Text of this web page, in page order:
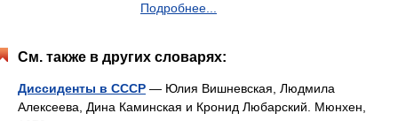
Подробнее...
См. также в других словарях:
Диссиденты в СССР — Юлия Вишневская, Людмила
Алексеева, Дина Каминская и Кронид Любарский. Мюнхен,